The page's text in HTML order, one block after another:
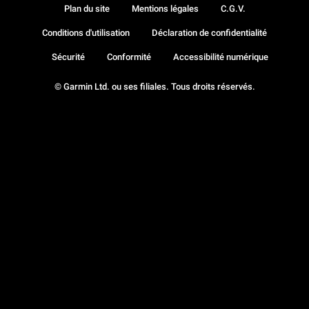
© Garmin Ltd. ou ses filiales. Tous droits réservés.
Plan du site Mentions légales C.G.V.
Conditions d'utilisation Déclaration de confidentialité
Sécurité Conformité Accessibilité numérique